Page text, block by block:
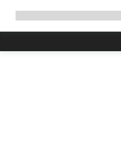
navigazione